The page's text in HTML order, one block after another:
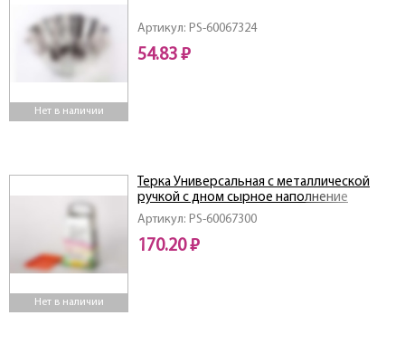
Нет в наличии
Артикул: PS-60067324
54.83 ₽
Нет в наличии
Артикул: PS-60067300
Терка Универсальная с металлической
ручкой с дном сырное наполнение
170.20 ₽